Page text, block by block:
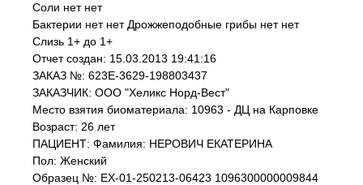
Соли нет нет
Бактерии нет нет Дрожжеподобные грибы нет нет
Слизь 1+ до 1+
Отчет создан: 15.03.2013 19:41:16
ЗАКАЗ №: 623E-3629-198803437
ЗАКАЗЧИК: ООО "Хеликс Норд-Вест"
Место взятия биоматериала: 10963 - ДЦ на Карповке
Возраст: 26 лет
ПАЦИЕНТ: Фамилия: НЕРОВИЧ ЕКАТЕРИНА
Пол: Женский
Образец №: EX-01-250213-06423 1096300000009844